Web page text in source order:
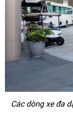
Các dòng xe đa